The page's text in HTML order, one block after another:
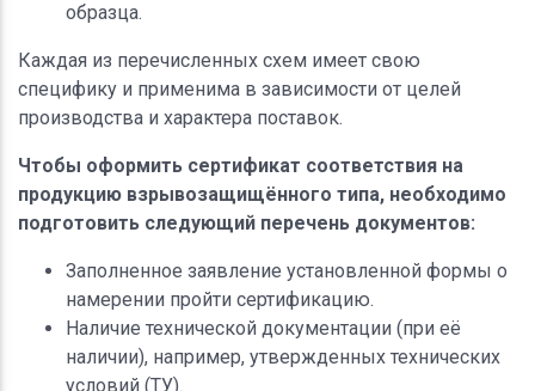
образца.
Каждая из перечисленных схем имеет свою
специфику и применима в зависимости от целей
производства и характера поставок.
Чтобы оформить сертификат соответствия на
продукцию взрывозащищённого типа, необходимо
подготовить следующий перечень документов:
Заполненное заявление установленной формы о
намерении пройти сертификацию.
Наличие технической документации (при её
наличии), например, утвержденных технических
условий (ТУ).